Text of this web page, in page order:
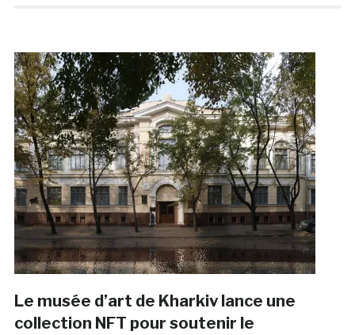
Le musée d’art de Kharkiv lance une
collection NFT pour soutenir le